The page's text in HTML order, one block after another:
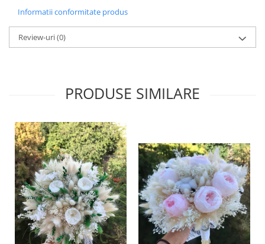
Informatii conformitate produs
Review-uri(0)
PRODUSE SIMILARE